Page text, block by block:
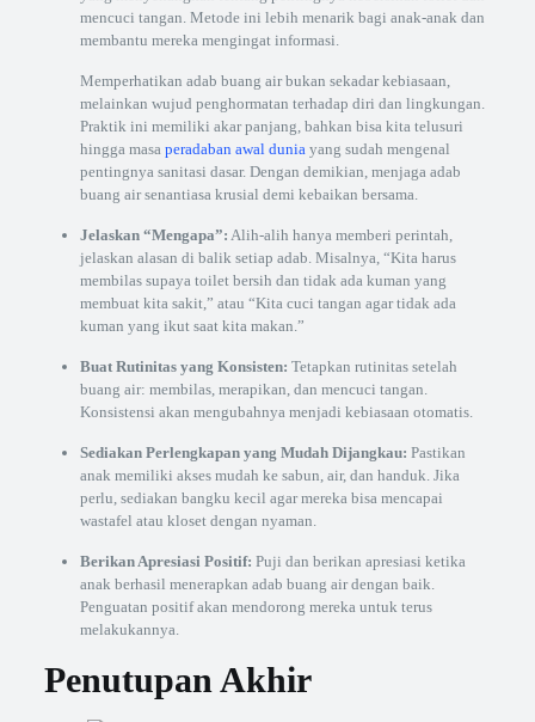
mencuci tangan. Metode ini lebih menarik bagi anak-anak dan
membantu mereka mengingat informasi.
Memperhatikan adab buang air bukan sekadar kebiasaan,
melainkan wujud penghormatan terhadap diri dan lingkungan.
Praktik ini memiliki akar panjang, bahkan bisa kita telusuri
hingga masa peradaban awal duniayang sudah mengenal
pentingnya sanitasi dasar. Dengan demikian, menjaga adab
buang air senantiasa krusial demi kebaikan bersama.
Jelaskan “Mengapa”: Alih-alih hanya memberi perintah,
jelaskan alasan di balik setiap adab. Misalnya, “Kita harus
membilas supaya toilet bersih dan tidak ada kuman yang
membuat kita sakit,” atau “Kita cuci tangan agar tidak ada
kuman yang ikut saat kita makan.”
Buat Rutinitas yang Konsisten: Tetapkan rutinitas setelah
buang air: membilas, merapikan, dan mencuci tangan.
Konsistensi akan mengubahnya menjadi kebiasaan otomatis.
Sediakan Perlengkapan yang Mudah Dijangkau: Pastikan
anak memiliki akses mudah ke sabun, air, dan handuk. Jika
perlu, sediakan bangku kecil agar mereka bisa mencapai
wastafel atau kloset dengan nyaman.
Berikan Apresiasi Positif: Puji dan berikan apresiasi ketika
anak berhasil menerapkan adab buang air dengan baik.
Penguatan positif akan mendorong mereka untuk terus
melakukannya.
Penutupan Akhir